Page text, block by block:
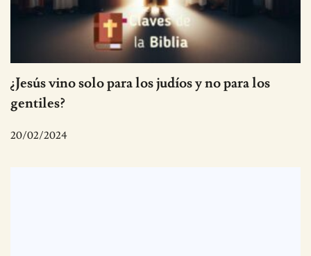
¿Jesús vino solo para los judíos y no para los
gentiles?
20/02/2024